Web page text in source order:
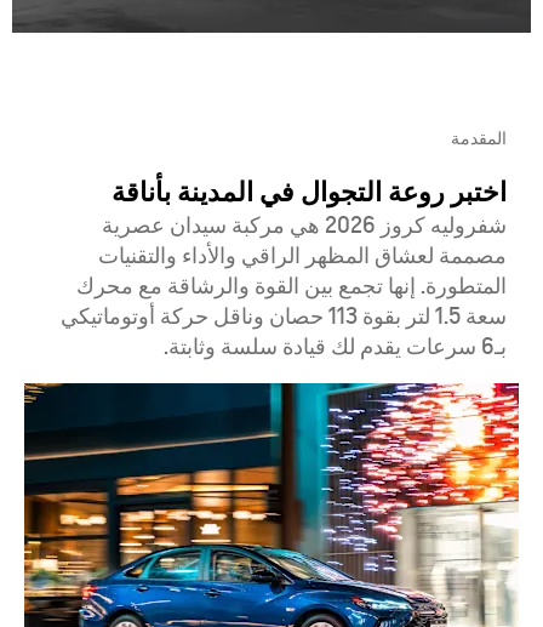
المقدمة
اختبر روعة التجوال في المدينة بأناقة
شفروليه كروز 2026 هي مركبة سيدان عصرية
مصممة لعشاق المظهر الراقي والأداء والتقنيات
المتطورة. إنها تجمع بين القوة والرشاقة مع محرك
سعة 1.5 لتر بقوة 113 حصان وناقل حركة أوتوماتيكي
بـ6 سرعات يقدم لك قيادة سلسة وثابتة.